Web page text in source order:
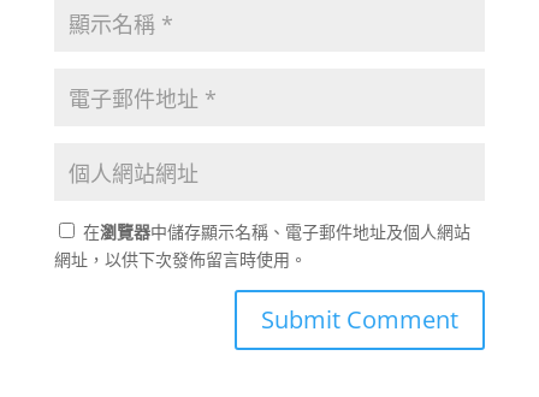
在瀏覽器中儲存顯示名稱、電子郵件地址及個人網站
網址，以供下次發佈留言時使用。